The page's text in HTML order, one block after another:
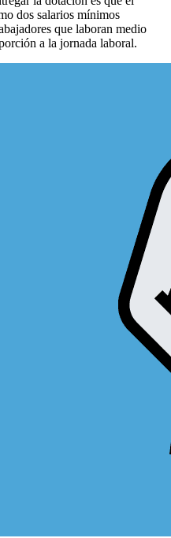
dos salarios mínimos
que laboran medio
a la jornada laboral.